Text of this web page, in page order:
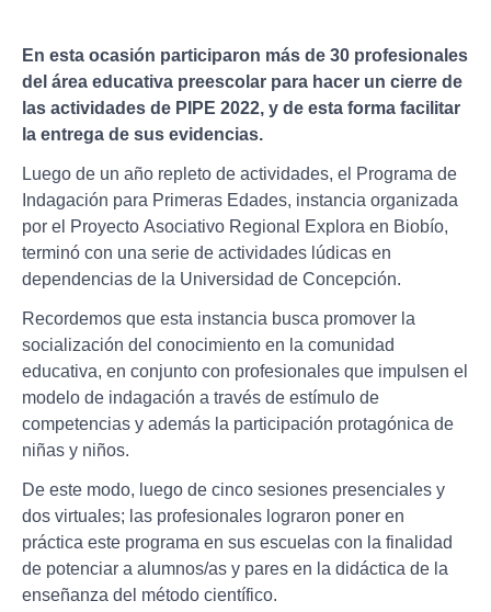
En esta ocasión participaron más de 30 profesionales
del área educativa preescolar para hacer un cierre de
las actividades de PIPE 2022, y de esta forma facilitar
la entrega de sus evidencias.
Luego de un año repleto de actividades, el Programa de
Indagación para Primeras Edades, instancia organizada
por el Proyecto Asociativo Regional Explora en Biobío,
terminó con una serie de actividades lúdicas en
dependencias de la Universidad de Concepción.
Recordemos que esta instancia busca promover la
socialización del conocimiento en la comunidad
educativa, en conjunto con profesionales que impulsen el
modelo de indagación a través de estímulo de
competencias y además la participación protagónica de
niñas y niños.
De este modo, luego de cinco sesiones presenciales y
dos virtuales; las profesionales lograron poner en
práctica este programa en sus escuelas con la finalidad
de potenciar a alumnos/as y pares en la didáctica de la
enseñanza del método científico.